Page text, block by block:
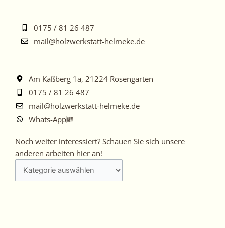
0175 / 81 26 487
mail@holzwerkstatt-helmeke.de
Am Kaßberg 1a, 21224 Rosengarten
0175 / 81 26 487
mail@holzwerkstatt-helmeke.de
Whats-App🆕
Noch weiter interessiert? Schauen Sie sich unsere
anderen arbeiten hier an!
Noch
weiter
interessiert?
Schauen